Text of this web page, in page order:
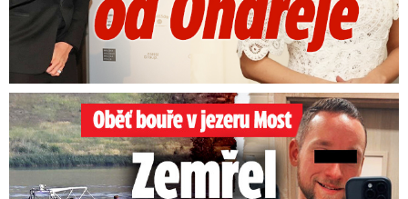
Oběť bouře v jezeru Most: Zemřel táta Dominik (†28)